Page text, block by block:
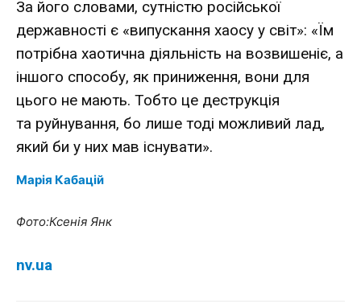
За його словами, сутністю російської
державності є «випускання хаосу у світ»: «Їм
потрібна хаотична діяльність на возвишеніє, а
іншого способу, як приниження, вони для
цього не мають. Тобто це деструкція
та руйнування, бо лише тоді можливий лад,
який би у них мав існувати».
Марія Кабацій
Фото:Ксенія Янк
nv.ua